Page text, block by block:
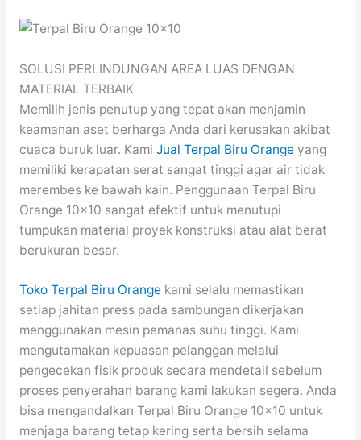
SOLUSI PERLINDUNGAN AREA LUAS DENGAN
MATERIAL TERBAIK
Memilih jenis penutup yang tepat akan menjamin
keamanan aset berharga Anda dari kerusakan akibat
cuaca buruk luar. Kami Jual Terpal Biru Orangeyang
memiliki kerapatan serat sangat tinggi agar air tidak
merembes ke bawah kain. Penggunaan Terpal Biru
Orange 10×10 sangat efektif untuk menutupi
tumpukan material proyek konstruksi atau alat berat
berukuran besar.
Toko Terpal Biru Orangekami selalu memastikan
setiap jahitan press pada sambungan dikerjakan
menggunakan mesin pemanas suhu tinggi. Kami
mengutamakan kepuasan pelanggan melalui
pengecekan fisik produk secara mendetail sebelum
proses penyerahan barang kami lakukan segera. Anda
bisa mengandalkan Terpal Biru Orange 10×10 untuk
menjaga barang tetap kering serta bersih selama